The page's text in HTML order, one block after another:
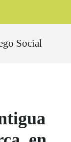
Social